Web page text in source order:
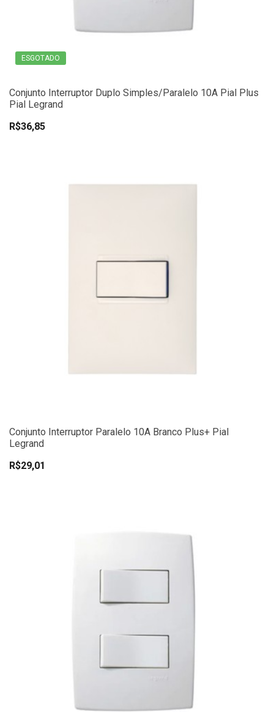
ESGOTADO
Conjunto Interruptor Duplo Simples/Paralelo 10A Pial Plus
Pial Legrand
R$36,85
Conjunto Interruptor Paralelo 10A Branco Plus+ Pial
Legrand
R$29,01